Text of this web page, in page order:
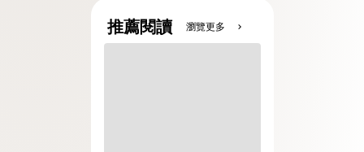
推薦閱讀 瀏覽更多 chevron_right